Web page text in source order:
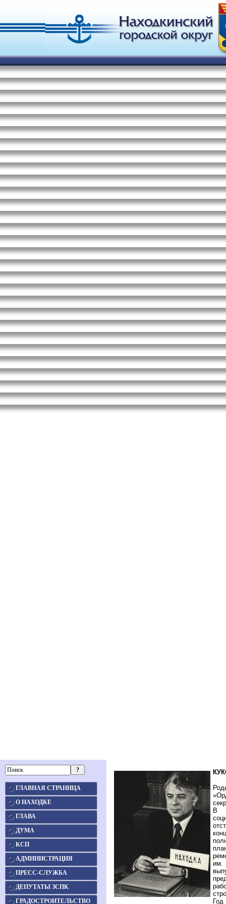
ГЛАВНАЯ СТРАНИЦА
О НАХОДКЕ
ГЛАВА
ДУМА
КСП
АДМИНИСТРАЦИЯ
ПРЕСС-СЛУЖБА
ДЕПУТАТЫ ЗСПК
ГРАДОСТРОИТЕЛЬСТВО
В
им.